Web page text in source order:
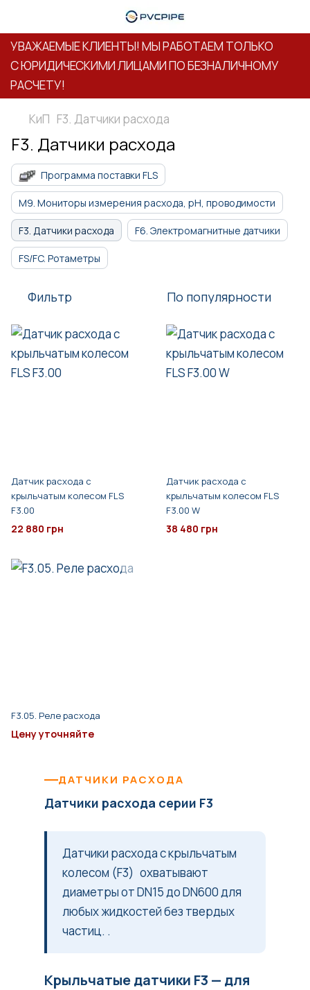
УВАЖАЕМЫЕ КЛИЕНТЫ! МЫ РАБОТАЕМ ТОЛЬКО
С ЮРИДИЧЕСКИМИ ЛИЦАМИ ПО БЕЗНАЛИЧНОМУ
РАСЧЕТУ!
КиП F3. Датчики расхода
F3. Датчики расхода
Программа поставки FLS
M9. Мониторы измерения расхода, pH, проводимости
F3. Датчики расхода F6. Электромагнитные датчики
FS/FC. Ротаметры
Фильтр По популярности
Датчик расхода с
крыльчатым колесом FLS
F3.00
22 880 грн
Датчик расхода с
крыльчатым колесом FLS
F3.00 W
38 480 грн
F3.05. Реле расхода
Цену уточняйте
ДАТЧИКИ РАСХОДА
Датчики расхода серии F3
Датчики расхода с крыльчатым
колесом (F3) охватывают
диаметры от DN15 до DN600 для
любых жидкостей без твердых
частиц. .
Крыльчатые датчики F3 — для